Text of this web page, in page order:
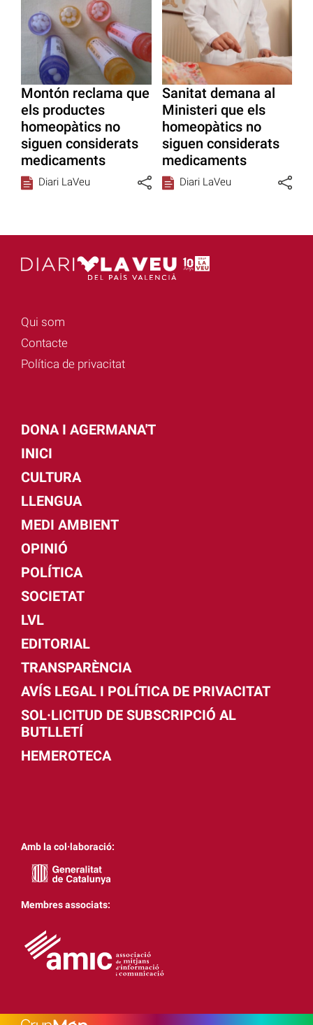
Montón reclama que
els productes
homeopàtics no
siguen considerats
medicaments
Diari LaVeu
Sanitat demana al
Ministeri que els
homeopàtics no
siguen considerats
medicaments
Diari LaVeu
Qui som
Contacte
Política de privacitat
DONA I AGERMANA'T
INICI
CULTURA
LLENGUA
MEDI AMBIENT
OPINIÓ
POLÍTICA
SOCIETAT
LVL
EDITORIAL
TRANSPARÈNCIA
AVÍS LEGAL I POLÍTICA DE PRIVACITAT
SOL·LICITUD DE SUBSCRIPCIÓ AL
BUTLLETÍ
HEMEROTECA
Amb la col·laboració:
Membres associats: